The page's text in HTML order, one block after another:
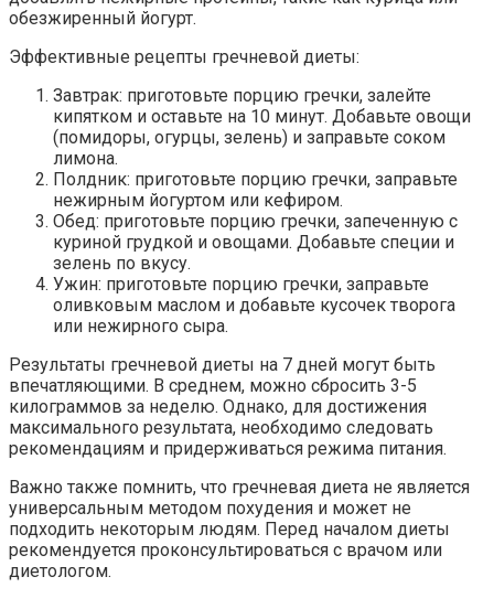
обезжиренный йогурт.
Эффективные рецепты гречневой диеты:
Завтрак: приготовьте порцию гречки, залейте
кипятком и оставьте на 10 минут. Добавьте овощи
(помидоры, огурцы, зелень) и заправьте соком
лимона.
Полдник: приготовьте порцию гречки, заправьте
нежирным йогуртом или кефиром.
Обед: приготовьте порцию гречки, запеченную с
куриной грудкой и овощами. Добавьте специи и
зелень по вкусу.
Ужин: приготовьте порцию гречки, заправьте
оливковым маслом и добавьте кусочек творога
или нежирного сыра.
Результаты гречневой диеты на 7 дней могут быть
впечатляющими. В среднем, можно сбросить 3-5
килограммов за неделю. Однако, для достижения
максимального результата, необходимо следовать
рекомендациям и придерживаться режима питания.
Важно также помнить, что гречневая диета не является
универсальным методом похудения и может не
подходить некоторым людям. Перед началом диеты
рекомендуется проконсультироваться с врачом или
диетологом.